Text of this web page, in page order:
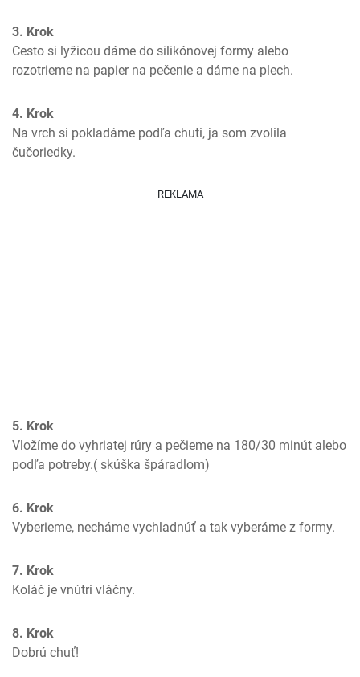
3. Krok
Cesto si lyžicou dáme do silikónovej formy alebo
rozotrieme na papier na pečenie a dáme na plech.
4. Krok
Na vrch si pokladáme podľa chuti, ja som zvolila
čučoriedky.
REKLAMA
5. Krok
Vložíme do vyhriatej rúry a pečieme na 180/30 minút alebo
podľa potreby.( skúška špáradlom)
6. Krok
Vyberieme, necháme vychladnúť a tak vyberáme z formy.
7. Krok
Koláč je vnútri vláčny.
8. Krok
Dobrú chuť!